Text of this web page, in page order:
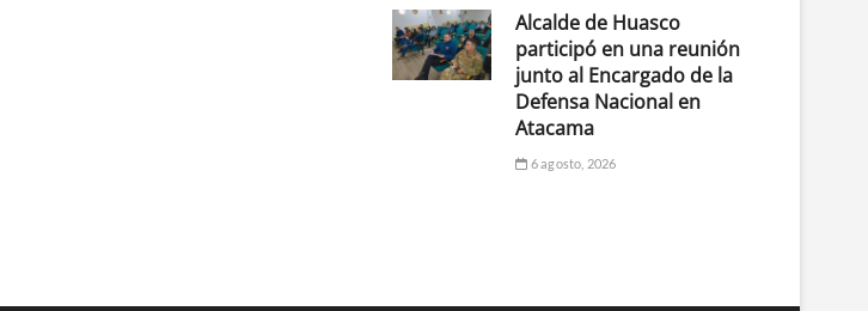
Alcalde de Huasco
participó en una reunión
junto al Encargado de la
Defensa Nacional en
Atacama
6 agosto, 2026